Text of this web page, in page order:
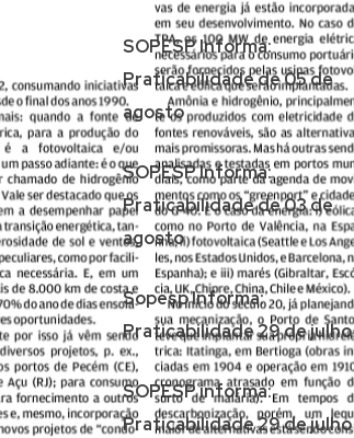
SOPESP Informa:
Praticabilidade de 05 de
agosto
SOPESP Informa:
Praticabilidade de 03 de
agosto
Sopesp Informa:
Praticabilidade 29 de julho
SOPESP informa:
Praticabilidade 29 de julho